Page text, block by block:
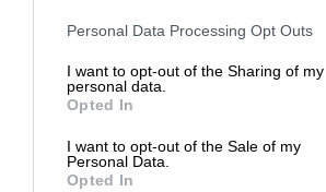
Personal Data Processing Opt Outs
I want to opt-out of the Sharing of my
personal data.
Opted In
I want to opt-out of the Sale of my
Personal Data.
Opted In
rozmiarach lub wadze prosimy o
celu ustalenia szczegółów dostawy.
Odbiór osobisty
Możliwy jest odbiór osobisty
siedzibie firmy Netland Computers przy